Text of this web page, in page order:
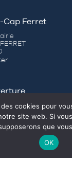
Cap Ferret
de 8h30 à 12h30 et
à 12h30 et de
de 9h à 12h, du 1er
cookies pour
site web. Si
que
OK